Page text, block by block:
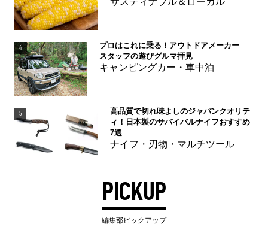
4
プロはこれに乗る！アウトドアメーカー
スタッフの遊びグルマ拝見
キャンピングカー・車中泊
5
高品質で切れ味よしのジャパンクオリテ
ィ！日本製のサバイバルナイフおすすめ
7選
ナイフ・刃物・マルチツール
PICKUP
編集部ピックアップ